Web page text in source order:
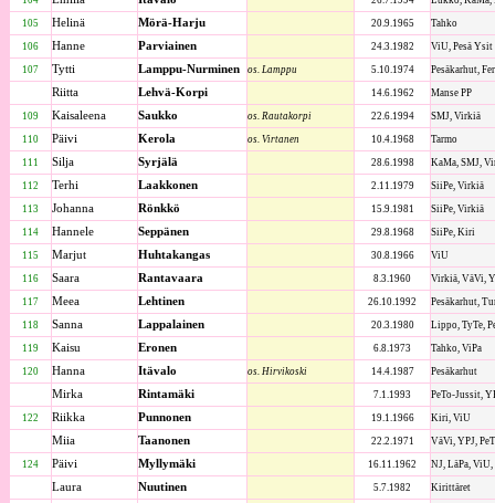
105 Helinä Mörä-Harju 20.9.1965 Tahko
106 Hanne Parviainen 24.3.1982 ViU, Pesä Ysit
107 Tytti Lamppu-Nurminen os. Lamppu 5.10.1974 Pesäkarhut,
Riitta Lehvä-Korpi 14.6.1962 Manse PP
109 Kaisaleena Saukko os. Rautakorpi 22.6.1994 SMJ, Virkiä
110 Päivi Kerola os. Virtanen 10.4.1968 Tarmo
111 Silja Syrjälä 28.6.1998 KaMa, SMJ,
112 Terhi Laakkonen 2.11.1979 SiiPe, Virkiä
113 Johanna Rönkkö 15.9.1981 SiiPe, Virkiä
114 Hannele Seppänen 29.8.1968 SiiPe, Kiri
115 Marjut Huhtakangas 30.8.1966 ViU
116 Saara Rantavaara 8.3.1960 Virkiä, VäVi,
117 Meea Lehtinen 26.10.1992 Pesäkarhut,
118 Sanna Lappalainen 20.3.1980 Lippo, TyTe,
119 Kaisu Eronen 6.8.1973 Tahko, ViPa
120 Hanna Itävalo os. Hirvikoski 14.4.1987 Pesäkarhut
Mirka Rintamäki 7.1.1993 PeTo-Jussit,
122 Riikka Punnonen 19.1.1966 Kiri, ViU
Miia Taanonen 22.2.1971 VäVi, YPJ,
124 Päivi Myllymäki 16.11.1962 NJ, LäPa,
Laura Nuutinen 5.7.1982 Kirittäret